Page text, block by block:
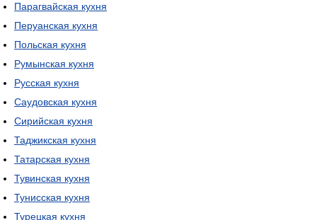
Парагвайская кухня
Перуанская кухня
Польская кухня
Румынская кухня
Русская кухня
Саудовская кухня
Сирийская кухня
Таджикская кухня
Татарская кухня
Тувинская кухня
Тунисская кухня
Турецкая кухня